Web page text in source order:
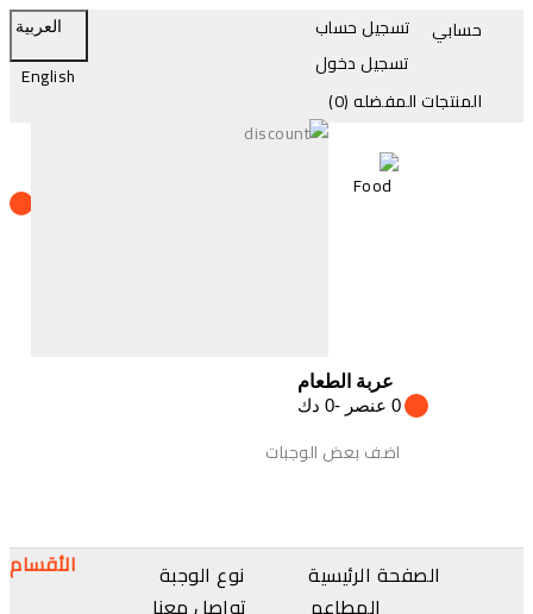
العربية
English
حسابي
تسجيل حساب
تسجيل دخول
المنتجات المفضله(0)
عربة الطعام
0 عنصر -0 دك
اضف بعض الوجبات
الأقسام الصفحة الرئيسية
نوع الوجبة
المطاعم
تواصل معنا